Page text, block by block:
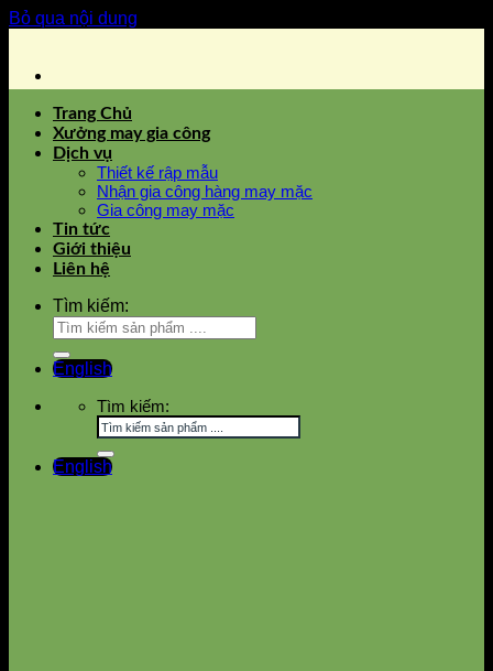
Bỏ qua nội dung
Trang Chủ
Xưởng may gia công
Dịch vụ
Thiết kế rập mẫu
Nhận gia công hàng may mặc
Gia công may mặc
Tin tức
Giới thiệu
Liên hệ
Tìm kiếm:
English
Tìm kiếm:
English